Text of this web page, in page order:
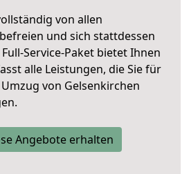
von allen
und sich stattdessen
Full-Service-Paket bietet Ihnen
alle Leistungen, die Sie für
von Gelsenkirchen
Angebote erhalten